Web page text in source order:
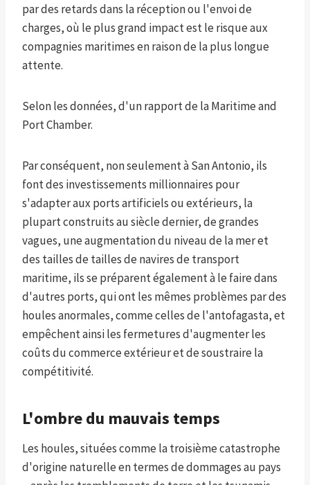
par des retards dans la réception ou l'envoi de
charges, où le plus grand impact est le risque aux
compagnies maritimes en raison de la plus longue
attente.
Selon les données, d'un rapport de la Maritime and
Port Chamber.
Par conséquent, non seulement à San Antonio, ils
font des investissements millionnaires pour
s'adapter aux ports artificiels ou extérieurs, la
plupart construits au siècle dernier, de grandes
vagues, une augmentation du niveau de la mer et
des tailles de tailles de navires de transport
maritime, ils se préparent également à le faire dans
d'autres ports, qui ont les mêmes problèmes par des
houles anormales, comme celles de l'antofagasta, et
empêchent ainsi les fermetures d'augmenter les
coûts du commerce extérieur et de soustraire la
compétitivité.
L'ombre du mauvais temps
Les houles, situées comme la troisième catastrophe
d'origine naturelle en termes de dommages au pays